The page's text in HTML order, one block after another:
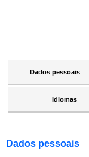
Dados pessoais
Idiomas
Dados pessoais